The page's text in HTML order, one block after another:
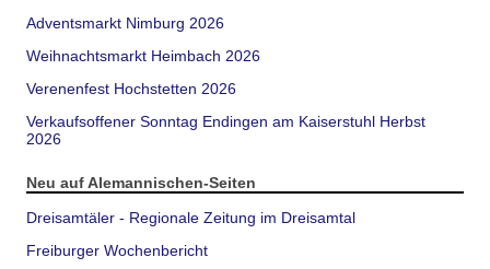
Adventsmarkt Nimburg 2026
Weihnachtsmarkt Heimbach 2026
Verenenfest Hochstetten 2026
Verkaufsoffener Sonntag Endingen am Kaiserstuhl Herbst
2026
Neu auf Alemannischen-Seiten
Dreisamtäler - Regionale Zeitung im Dreisamtal
Freiburger Wochenbericht